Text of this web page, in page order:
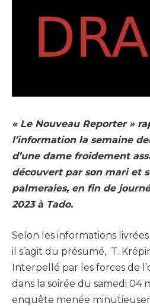
« Le Nouveau Reporter »
l’information la semaine
d’une dame froidement
découvert par son mari et
palmeraies, en fin de
2023 à Tado.
Selon les informations
il s’agit du présumé, T.
Interpellé par les forces de
dans la soirée du samedi 04
enquête menée